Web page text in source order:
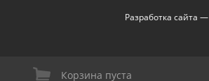
Корзина пуста
Разработка сайта —